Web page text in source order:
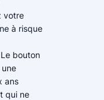
votre
à risque
bouton
ans
qui ne